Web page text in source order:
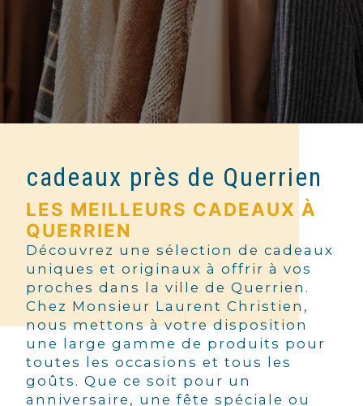
cadeaux près de Querrien
LES MEILLEURS CADEAUX À
QUERRIEN
Découvrez une sélection de cadeaux
uniques et originaux à offrir à vos
proches dans la ville de Querrien.
Chez Monsieur Laurent Christien,
nous mettons à votre disposition
une large gamme de produits pour
toutes les occasions et tous les
goûts. Que ce soit pour un
anniversaire, une fête spéciale ou